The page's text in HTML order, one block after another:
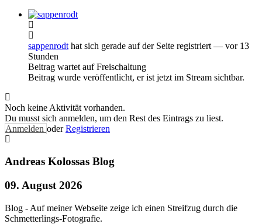
sappenrodt hat sich gerade auf der Seite registriert — vor 13
Stunden
Beitrag wartet auf Freischaltung
Beitrag wurde veröffentlicht, er ist jetzt im Stream sichtbar.
Noch keine Aktivität vorhanden.
Du musst sich anmelden, um den Rest des Eintrags zu liest.
Anmelden oderRegistrieren
Andreas Kolossas Blog
09. August 2026
Blog - Auf meiner Webseite zeige ich einen Streifzug durch die
Schmetterlings-Fotografie.